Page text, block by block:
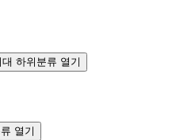
하위분류 열기
열기